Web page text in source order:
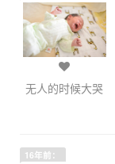
无人的时候大哭
16年前：